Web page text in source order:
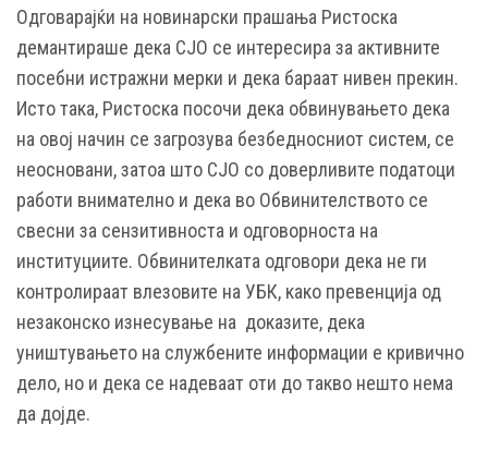
Одговарајќи на новинарски прашања Ристоска
демантираше дека СЈО се интересира за активните
посебни истражни мерки и дека бараат нивен прекин.
Исто така, Ристоска посочи дека обвинувањето дека
на овој начин се загрозува безбедносниот систем, се
неосновани, затоа што СЈО со доверливите податоци
работи внимателно и дека во Обвинителството се
свесни за сензитивноста и одговорноста на
институциите. Обвинителката одговори дека не ги
контролираат влезовите на УБК, како превенција од
незаконско изнесување на доказите, дека
уништувањето на службените информации е кривично
дело, но и дека се надеваат оти до такво нешто нема
да дојде.